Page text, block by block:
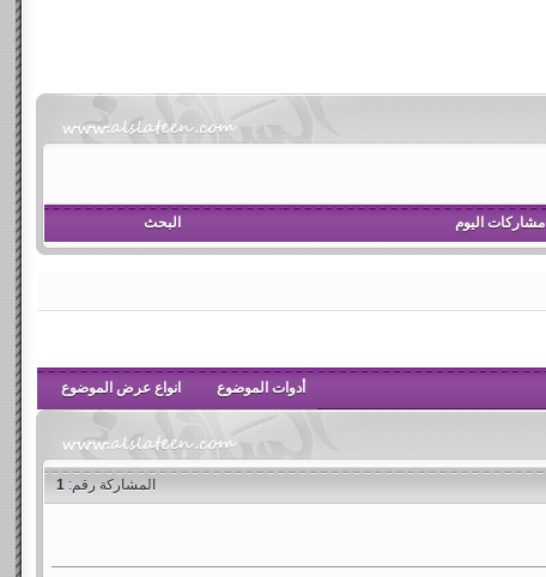
مشاركات اليوم البحث
أدوات الموضوع انواع عرض الموضوع
المشاركة رقم:1